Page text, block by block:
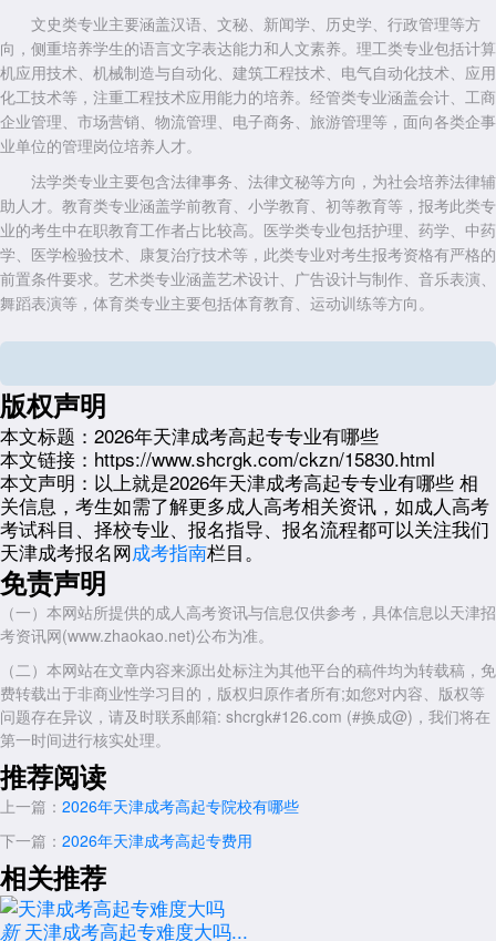
文史类专业主要涵盖汉语、文秘、新闻学、历史学、行政管理等方
向，侧重培养学生的语言文字表达能力和人文素养。理工类专业包括计算
机应用技术、机械制造与自动化、建筑工程技术、电气自动化技术、应用
化工技术等，注重工程技术应用能力的培养。经管类专业涵盖会计、工商
企业管理、市场营销、物流管理、电子商务、旅游管理等，面向各类企事
业单位的管理岗位培养人才。
法学类专业主要包含法律事务、法律文秘等方向，为社会培养法律辅
助人才。教育类专业涵盖学前教育、小学教育、初等教育等，报考此类专
业的考生中在职教育工作者占比较高。医学类专业包括护理、药学、中药
学、医学检验技术、康复治疗技术等，此类专业对考生报考资格有严格的
前置条件要求。艺术类专业涵盖艺术设计、广告设计与制作、音乐表演、
舞蹈表演等，体育类专业主要包括体育教育、运动训练等方向。
专业设置的依据
专业备案与审批的相关规定执行。各招生院校根据自身的办学条件、师资
力量、教学资源以及社会需求，向教育主管部门申报当年拟招生的专业。
经审核批准后，列入当年的招生专业目录向社会公布。
专业设置充分考虑社会经济发展对各类人才的需求状况，以及成人考
生在职学习的特点。招生专业以应用型、技能型专业为主，注重培养学生
的实际操作能力与岗位适应能力。部分院校还根据行业发展趋势，适时调
整专业方向或增设新专业，以适应市场对复合型人才的需求。
专业选择的相关因素
考生在选择2026年天津成考高起专的报考专业时，需综合考量多方
面因素。考生的职业发展定位是首要考量，选择与当前工作或未来职业规
划相关的专业，有助于实现学以致用、提升岗位竞争力。专业对应的考试
科目也是重要考量因素，文史类与理工类专业在数学科目的考查内容上存
在差异，考生应根据自身学科基础进行选择。
此外，不同专业的学习形式与授课安排可能存在差异，部分专业以业
余形式授课，部分专业以函授形式为主，考生应根据自身工作与生活安排
选择适合的学习形式。医学类、艺术类、体育类等特殊专业还设有专业加
试环节，考生需确认自身是否具备参加加试的条件与能力。
专业信息的获取
2026年天津成考高起专的具体招生专业目录、招生计划人数、授课
地点、学制学费等信息，将在天津市教育招生考试院发布的《天津市成人
版权声明
本文标题： 2026年天津成考高起专专业有哪些
本文链接： https://www.shcrgk.com/ckzn/15830.html
本文声明： 以上就是2026年天津成考高起专专业有哪些 相
关信息，考生如需了解更多成人高考相关资讯，如成人高考
考试科目、择校专业、报名指导、报名流程都可以关注我们
天津成考报名网成考指南栏目。
免责声明
（一）本网站所提供的成人高考资讯与信息仅供参考，具体信息以天津招
考资讯网(www.zhaokao.net)公布为准。
（二）本网站在文章内容来源出处标注为其他平台的稿件均为转载稿，免
费转载出于非商业性学习目的，版权归原作者所有;如您对内容、版权等
问题存在异议，请及时联系邮箱: shcrgk#126.com (#换成@)，我们将在
第一时间进行核实处理。
推荐阅读
上一篇： 2026年天津成考高起专院校有哪些
下一篇： 2026年天津成考高起专费用
相关推荐
新 天津成考高起专难度大吗...